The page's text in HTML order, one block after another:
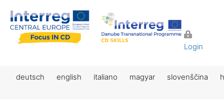
Login
deutsch english italiano magyar slovenščina